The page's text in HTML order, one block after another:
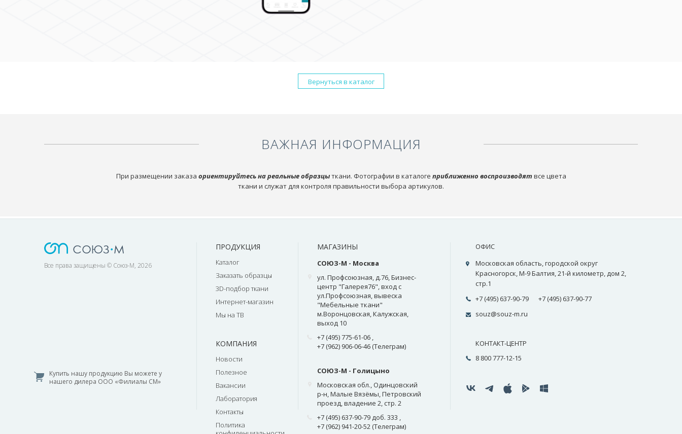
Вернуться в каталог
ВАЖНАЯ ИНФОРМАЦИЯ
При размещении заказа ориентируйтесь на реальные образцыткани. Фотографии в каталоге приближенно воспроизводят все цвета
ткани и служат для контроля правильности выбора артикулов.
Все права защищены © Союз-М, 2026
Купить нашу продукцию Вы можете у
нашего дилера ООО «Филиалы СМ»
ПРОДУКЦИЯ
Каталог
Заказать образцы
3D-подбор ткани
Интернет-магазин
Мы на ТВ
КОМПАНИЯ
Новости
Полезное
Вакансии
Лаборатория
Контакты
Политика
МАГАЗИНЫ
СОЮЗ-М - Москва
ул. Профсоюзная, д.76, Бизнес-
центр "Галерея76", вход с
ул.Профсоюзная, вывеска
"Мебельные ткани"
м.Воронцовская, Калужская,
выход 10
+7 (495) 775-61-06 ,
+7 (962) 906-06-46 (Телеграм)
СОЮЗ-М - Голицыно
Московская обл., Одинцовский
р-н, Малые Вязёмы, Петровский
проезд, владение 2, стр. 2
+7 (495) 637-90-79 доб. 333 ,
+7 (962) 941-20-52 (Телеграм)
ОФИС
Московская область, городской округ
Красногорск, М-9 Балтия, 21-й километр, дом 2,
стр.1
+7 (495) 637-90-79
+7 (495) 637-90-77
souz@souz-m.ru
КОНТАКТ-ЦЕНТР
8 800 777-12-15